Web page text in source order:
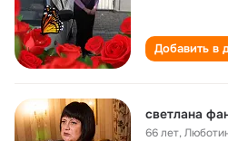
Добавить в
66 лет,